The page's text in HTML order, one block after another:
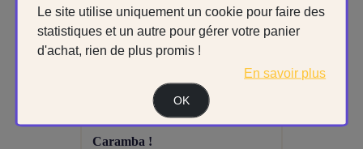
Le site utilise uniquement un cookie pour faire des
statistiques et un autre pour gérer votre panier
d'achat, rien de plus promis !
En savoir plus
OK
caramba !